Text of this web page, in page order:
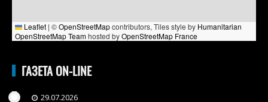
Leaflet | ©OpenStreetMapcontributors, Tiles style by Humanitarian
OpenStreetMap Teamhosted byOpenStreetMap France
ГАЗЕТА ON-LINE
29.07.2026